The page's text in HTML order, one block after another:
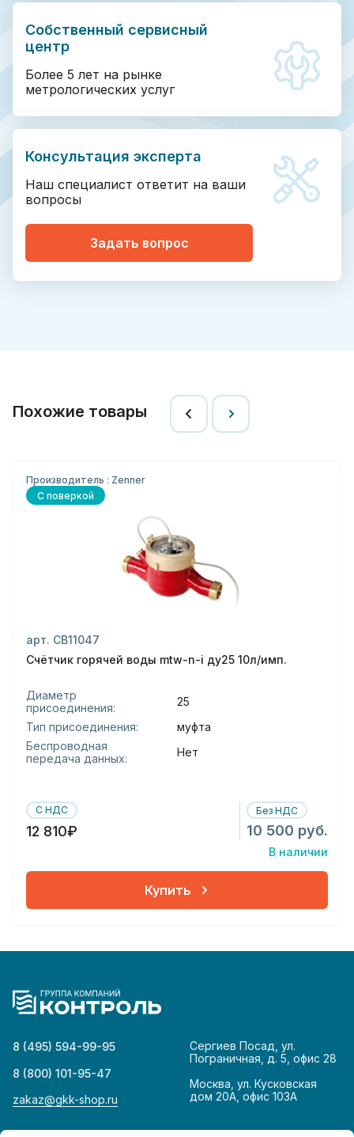
Собственный сервисный
центр
Более 5 лет на рынке
метрологических услуг
Консультация эксперта
Наш специалист ответит на ваши
вопросы
Задать вопрос
Похожие товары
Производитель : Zenner
С поверкой
арт. СВ11047
Счётчик горячей воды mtw-n-i ду25 10л/имп.
Диаметр
присоединения:
25
Тип присоединения:
муфта
Беспроводная
передача данных:
Нет
С НДС
12 810₽
Без НДС
10 500 руб.
В наличии
Купить
8 (495) 594-99-95
8 (800) 101-95-47
zakaz@gkk-shop.ru
Сергиев Посад, ул.
Пограничная, д. 5, офис 28
Москва, ул. Кусковская
дом 20А, офис 103А